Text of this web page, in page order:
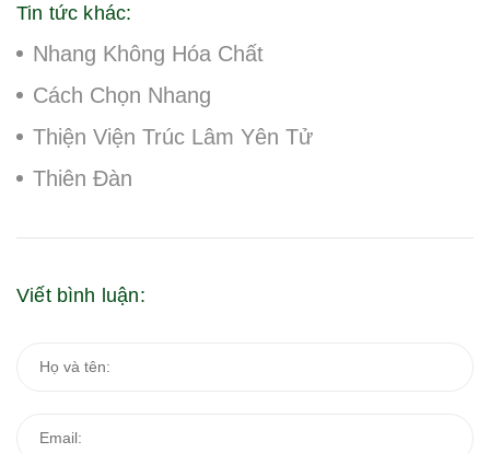
Tin tức khác:
Nhang Không Hóa Chất
Cách Chọn Nhang
Thiện Viện Trúc Lâm Yên Tử
Thiên Đàn
Viết bình luận: